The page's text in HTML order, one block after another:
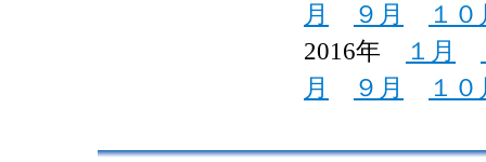
月
９月
１０
2016年
１月
月
９月 １０